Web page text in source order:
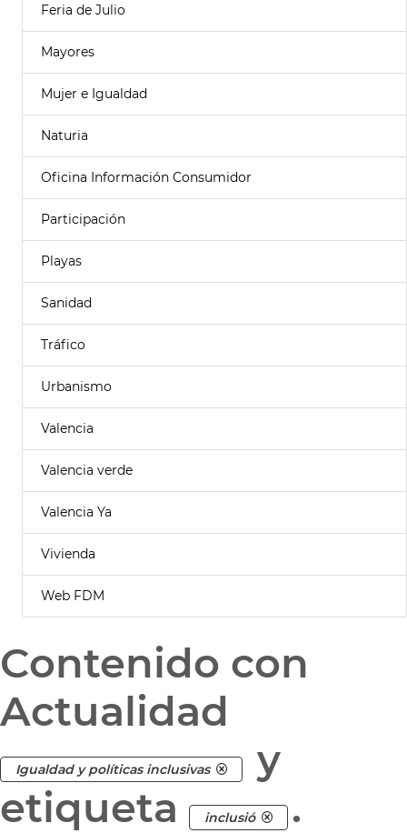
Feria de Julio
Mayores
Mujer e Igualdad
Naturia
Oficina Información Consumidor
Participación
Playas
Sanidad
Tráfico
Urbanismo
Valencia
Valencia verde
Valencia Ya
Vivienda
Web FDM
Contenido con
Actualidad
Igualdad y políticas inclusivas
y
etiqueta
inclusió .